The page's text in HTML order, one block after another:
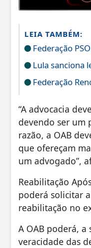
LEIA TAMBÉM:
Federação
Lula sanciona
Federação
“A advocacia
devendo ser um
razão, a OAB
que ofereçam
um advogado”,
Reabilitação
poderá solicitar
reabilitação no
A OAB poderá,
veracidade das